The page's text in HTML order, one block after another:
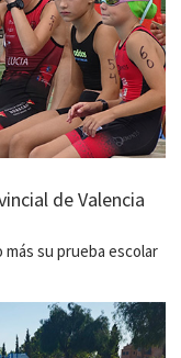
de Valencia
más su prueba escolar